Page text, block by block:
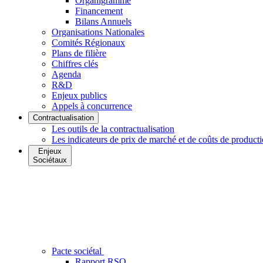
Financement
Bilans Annuels
Organisations Nationales
Comités Régionaux
Plans de filière
Chiffres clés
Agenda
R&D
Enjeux publics
Appels à concurrence
Contractualisation
Les outils de la contractualisation
Les indicateurs de prix de marché et de coûts de
Enjeux
Sociétaux
Pacte sociétal